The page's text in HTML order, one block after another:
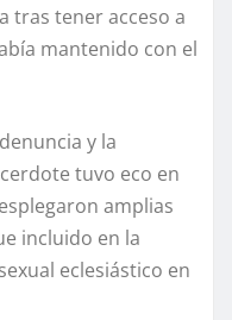
tras tener acceso a
mantenido con el
y la
tuvo eco en
amplias
incluido en la
eclesiástico en